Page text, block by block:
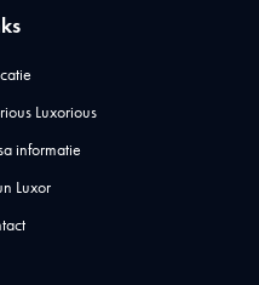
Luxorious
informatie
Luxor